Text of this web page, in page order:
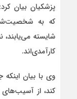
پزشکیان بیان
که به
شایسته می‌یابند،
کارآمدی‌اند.
وی با بیان
کند، از